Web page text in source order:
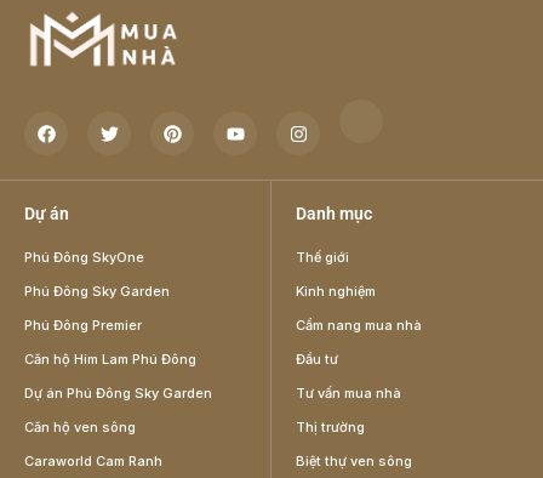
Dự án
Phú Đông SkyOne
Phú Đông Sky Garden
Phú Đông Premier
Căn hộ Him Lam Phú Đông
Dự án Phú Đông Sky Garden
Căn hộ ven sông
Caraworld Cam Ranh
Danh mục
Thế giới
Kinh nghiệm
Cẩm nang mua nhà
Đầu tư
Tư vấn mua nhà
Thị trường
Biệt thự ven sông